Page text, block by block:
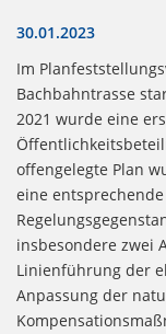
30.01.2023
Im
Bachbahntrasse
2021 wurde eine
offengelegte Plan
eine
insbesondere zwei
Linienführung der
Anpassung der